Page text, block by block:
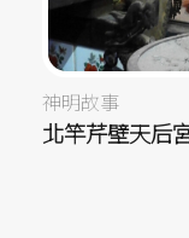
神明故事
北竿芹壁天后